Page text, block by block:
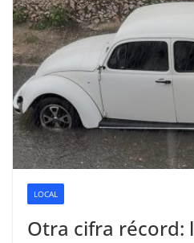
LOCAL
Otra cifra récord: